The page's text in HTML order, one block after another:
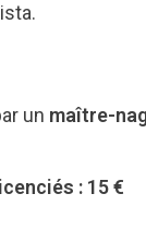
un maître-
: 15 €